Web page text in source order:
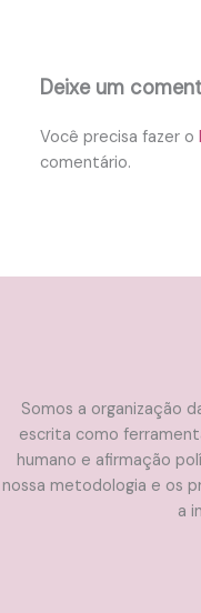
Deixe um
Você precisa fazer o
comentário.
Somos a organização
escrita como
humano e afirmação
nossa metodologia e os
a